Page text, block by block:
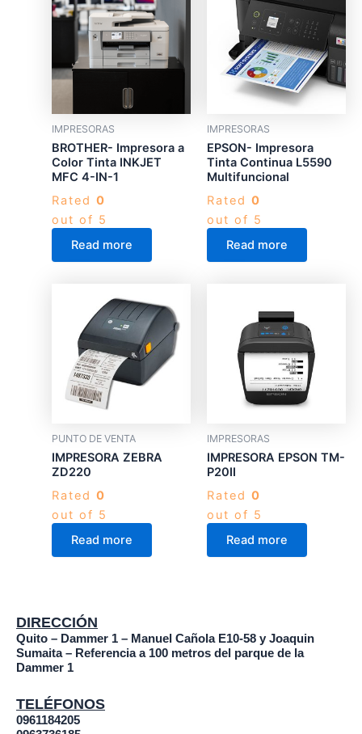
IMPRESORAS
BROTHER- Impresora a
Color Tinta INKJET
MFC 4-IN-1
Rated 0
out of 5
Read more
IMPRESORAS
EPSON- Impresora
Tinta Continua L5590
Multifuncional
Rated 0
out of 5
Read more
PUNTO DE VENTA
IMPRESORA ZEBRA
ZD220
Rated 0
out of 5
Read more
IMPRESORAS
IMPRESORA EPSON TM-
P20II
Rated 0
out of 5
Read more
DIRECCIÓN
Quito – Dammer 1 – Manuel Cañola E10-58 y Joaquin
Sumaita – Referencia a 100 metros del parque de la
Dammer 1
TELÉFONOS
0961184205